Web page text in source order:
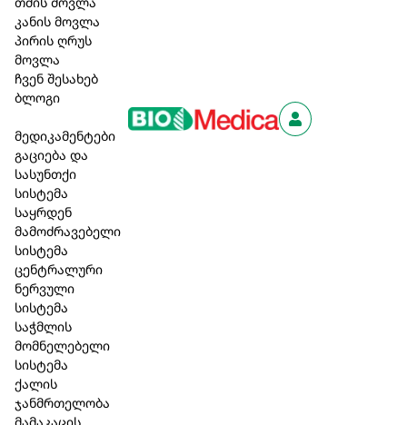
კანის მოვლა
პირის ღრუს
მოვლა
ჩვენ შესახებ
ბლოგი
მედიკამენტები
გაციება და
სასუნთქი
სისტემა
საყრდენ
მამოძრავებელი
სისტემა
ცენტრალური
ნერვული
სისტემა
საჭმლის
მომნელებელი
სისტემა
ქალის
ჯანმრთელობა
მიღების
დოზირება მოზრდილებსა და 12 წელს ზემოთ
ბავშვებში 1 ამპულა 1-3 ჯერ კვირაში.
უკუჩვენება
მგრძნობელობა პრეპარატის რომელიმე
შემადგენელი კომპონენტის მიმართ.
ორსულობა
კონსულტაციის შემდეგ გამოიყენება;
გვერდითი
შესაძლებელია ინდივიდუალური მგრძნობელობის
გამოვლინება პრეპარატის რომელიმე
შემადგენელი კომპონენტის მიმართ გარდამავალი
ალერგიული რეაქციის სახით – კანზე გამონაყარი,
ან ქავილი. ამ დროს პრეპარატის მიღება დროებით